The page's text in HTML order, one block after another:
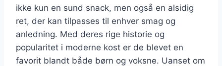
ikke kun en sund snack, men også en alsidig
ret, der kan tilpasses til enhver smag og
anledning. Med deres rige historie og
popularitet i moderne kost er de blevet en
favorit blandt både børn og voksne. Uanset om